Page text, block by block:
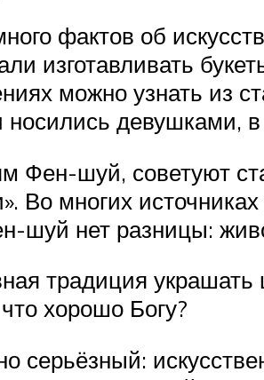
фактов об
изготавливать
можно узнать из
носились девушками,
Фен-шуй, советуют
Во многих
нет разницы:
традиция
хорошо Богу?
серьёзный: